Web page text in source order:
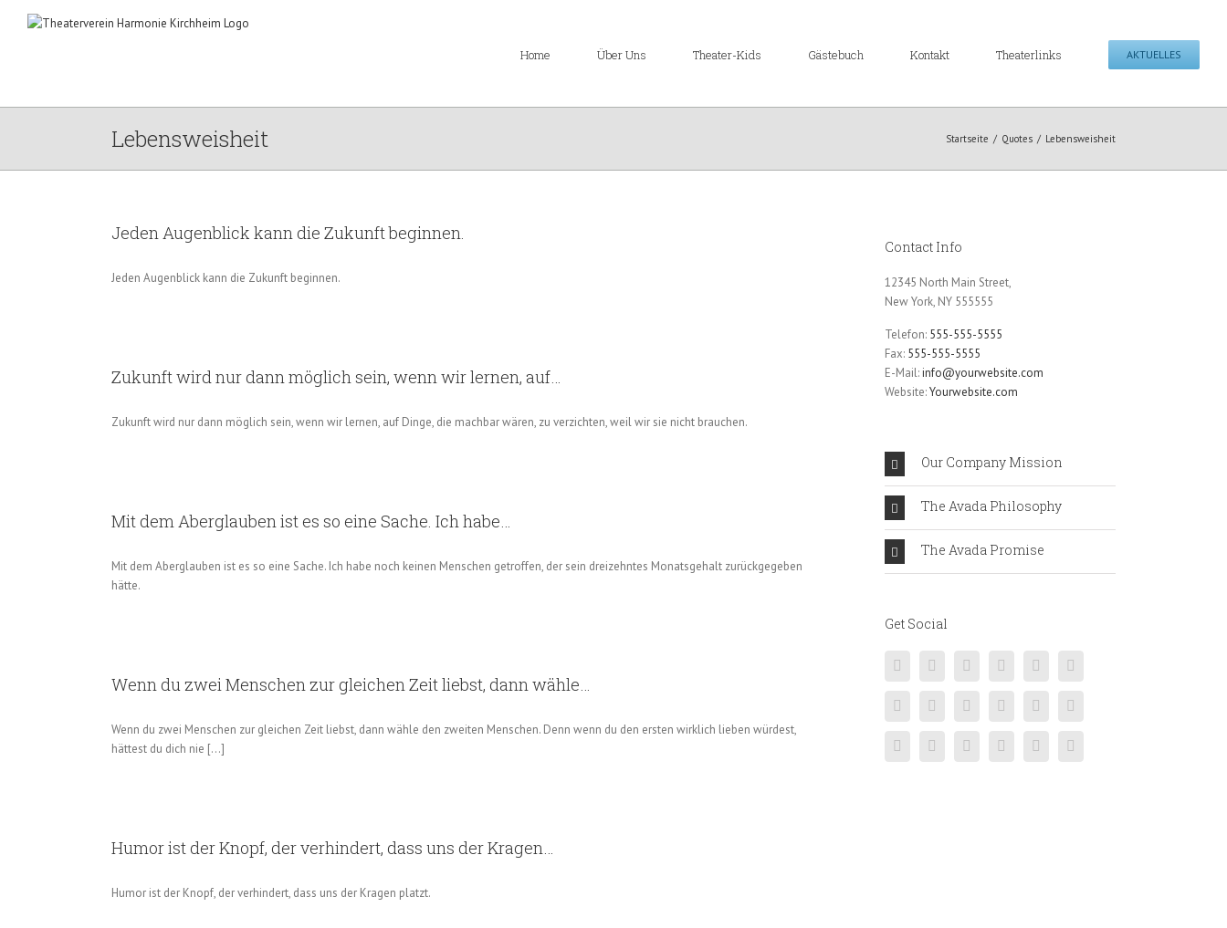
Inhalt
Home Über Uns Theater-Kids Gästebuch Kontakt Theaterlinks AKTUELLES
Lebensweisheit Startseite / Quotes / Lebensweisheit
Jeden Augenblick kann die Zukunft beginnen.
Jeden Augenblick kann die Zukunft beginnen.
Zukunft wird nur dann möglich sein, wenn wir lernen, auf…
Zukunft wird nur dann möglich sein, wenn wir lernen, auf Dinge, die machbar wären, zu verzichten, weil wir sie nicht brauchen.
Mit dem Aberglauben ist es so eine Sache. Ich habe…
Mit dem Aberglauben ist es so eine Sache. Ich habe noch keinen Menschen getroffen, der sein dreizehntes Monatsgehalt zurückgegeben
hätte.
Wenn du zwei Menschen zur gleichen Zeit liebst, dann wähle…
Wenn du zwei Menschen zur gleichen Zeit liebst, dann wähle den zweiten Menschen. Denn wenn du den ersten wirklich lieben würdest,
hättest du dich nie [...]
Humor ist der Knopf, der verhindert, dass uns der Kragen…
Humor ist der Knopf, der verhindert, dass uns der Kragen platzt.
Contact Info
12345 North Main Street,
New York, NY 555555
Telefon: 555-555-5555
Fax: 555-555-5555
E-Mail:info@yourwebsite.com
Website:Yourwebsite.com
Our Company Mission
The Avada Philosophy
The Avada Promise
Get Social